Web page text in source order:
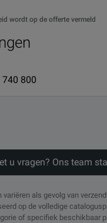
wordt op de offerte vermeld
740 800
u vragen? Ons team
als gevolg van
op de volledige
of specifiek beschikbaar